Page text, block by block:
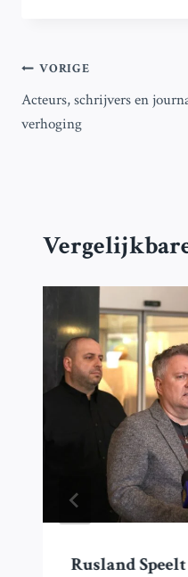
Bericht
navigatie
VORIGE
Acteurs, schrijvers en
verhoging
Rusland